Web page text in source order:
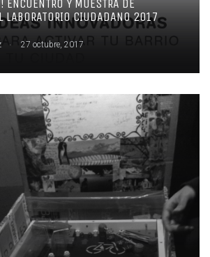
ENCUENTRO Y MUESTRA DE
LABORATORIO CIUDADANO 2017
. 27 octubre, 2017